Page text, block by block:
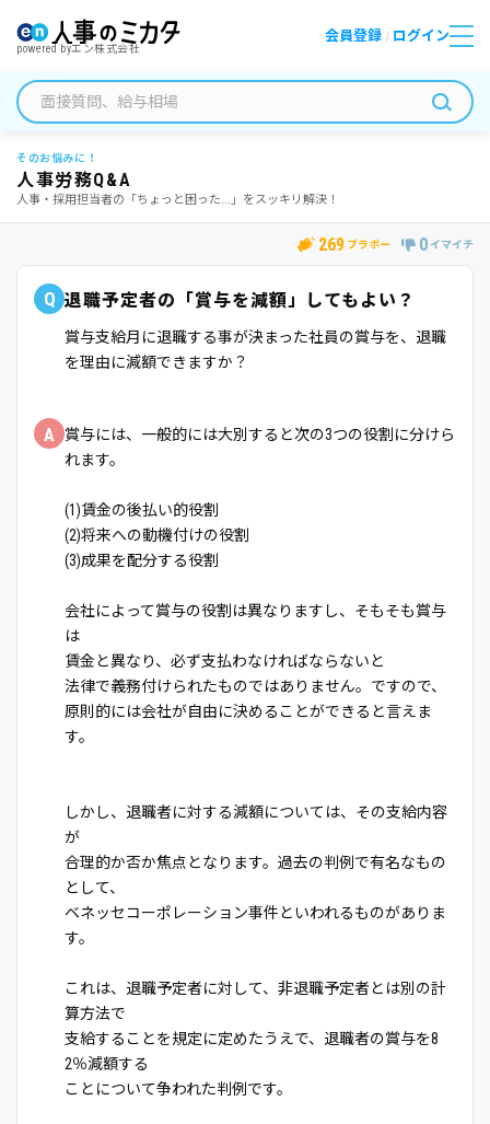
powered byエン株式会社
会員登録 / ログイン
そのお悩みに！
人事労務Q&A
人事・採用担当者の「ちょっと困った...」をスッキリ解決！
269 ブラボー 0 イマイチ
Q 退職予定者の「賞与を減額」してもよい？
賞与支給月に退職する事が決まった社員の賞与を、退職
を理由に減額できますか？
A
賞与には、一般的には大別すると次の3つの役割に分けら
れます。
(1)賃金の後払い的役割
(2)将来への動機付けの役割
(3)成果を配分する役割
会社によって賞与の役割は異なりますし、そもそも賞与
は
賃金と異なり、必ず支払わなければならないと
法律で義務付けられたものではありません。ですので、
原則的には会社が自由に決めることができると言えま
す。
しかし、退職者に対する減額については、その支給内容
が
合理的か否か焦点となります。過去の判例で有名なもの
として、
ベネッセコーポレーション事件といわれるものがありま
す。
これは、退職予定者に対して、非退職予定者とは別の計
算方法で
支給することを規定に定めたうえで、退職者の賞与を8
2％減額する
ことについて争われた判例です。